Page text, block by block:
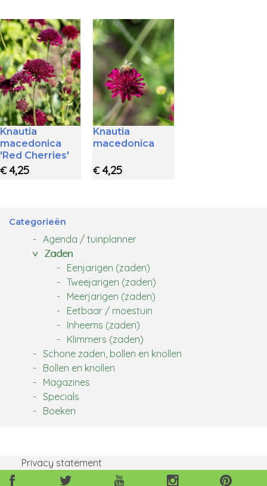
Knautia
macedonica
'Red Cherries'
€ 4,25
Knautia
macedonica
€4,25
Categorieën
Agenda / tuinplanner
Zaden
Eenjarigen (zaden)
Tweejarigen (zaden)
Meerjarigen (zaden)
Eetbaar / moestuin
Inheems (zaden)
Klimmers (zaden)
Schone zaden, bollen en knollen
Bollen en knollen
Magazines
Specials
Boeken
Privacy statement
Volg Volg Volg